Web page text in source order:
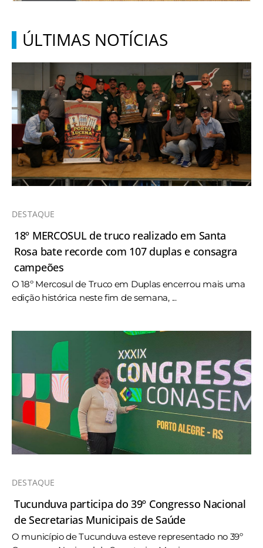
ÚLTIMAS NOTÍCIAS
DESTAQUE
18º MERCOSUL de truco realizado em Santa
Rosa bate recorde com 107 duplas e consagra
campeões
O 18º Mercosul de Truco em Duplas encerrou mais uma
edição histórica neste fim de semana, ...
DESTAQUE
Tucunduva participa do 39º Congresso Nacional
de Secretarias Municipais de Saúde
O município de Tucunduva esteve representado no 39º